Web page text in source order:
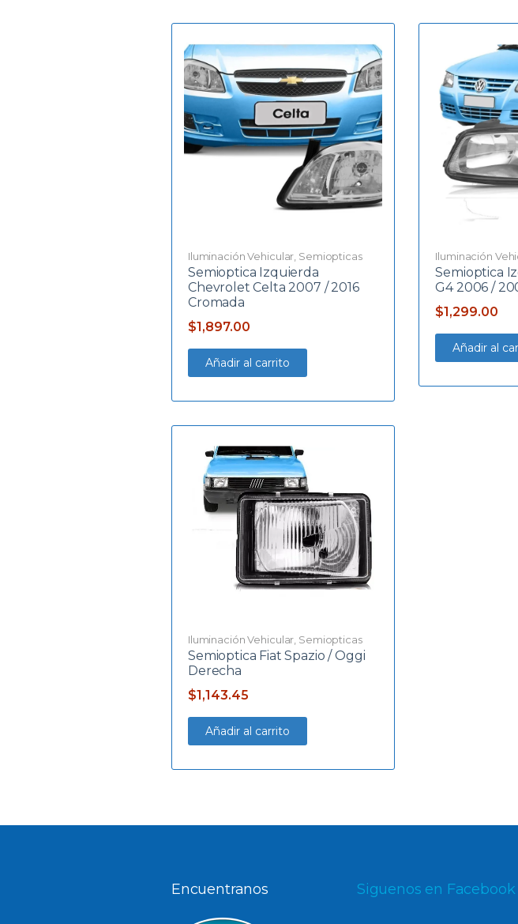
Iluminación Vehicular Semiopticas
Semioptica Izquierda
Chevrolet Celta 2007 / 2016
Cromada
$1,897.00
Añadir al carrito
Iluminación
Semioptica
G4 2006 /
$1,299.00
Añadir al
Iluminación Vehicular, Semiopticas
Semioptica Fiat Spazio / Oggi
Derecha
$1,143.45
Añadir al carrito
Encuentranos Siguenos en Facebook